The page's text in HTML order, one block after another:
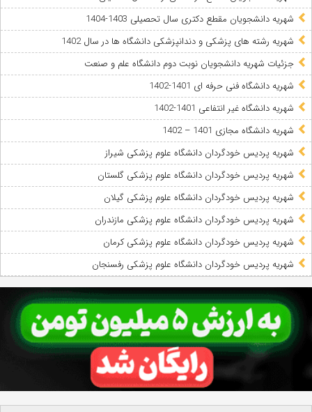
شهریه دانشجویان مقطع دکتری سال تحصیلی 1403-1404
شهریه رشته های پزشکی و دندانپزشکی دانشگاه ها در سال 1402
جزئیات شهریه دانشجویان نوبت دوم دانشگاه علم و صنعت
شهریه دانشگاه فنی حرفه ای 1401-1402
شهریه دانشگاه غیر انتفاعی 1401-1402
شهریه دانشگاه مجازی 1401 – 1402
شهریه پردیس خودگردان دانشگاه علوم پزشکی شیراز
شهریه پردیس خودگردان دانشگاه علوم پزشکی گلستان
شهریه پردیس خودگردان دانشگاه علوم پزشکی گیلان
شهریه پردیس خودگردان دانشگاه علوم پزشکی مازندران
شهریه پردیس خودگردان دانشگاه علوم پزشکی کرمان
شهریه پردیس خودگردان دانشگاه علوم پزشکی رفسنجان